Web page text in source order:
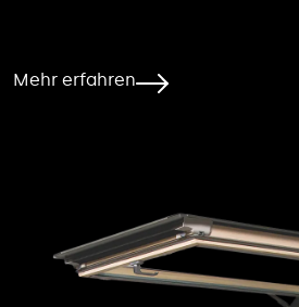
Mehr erfahren